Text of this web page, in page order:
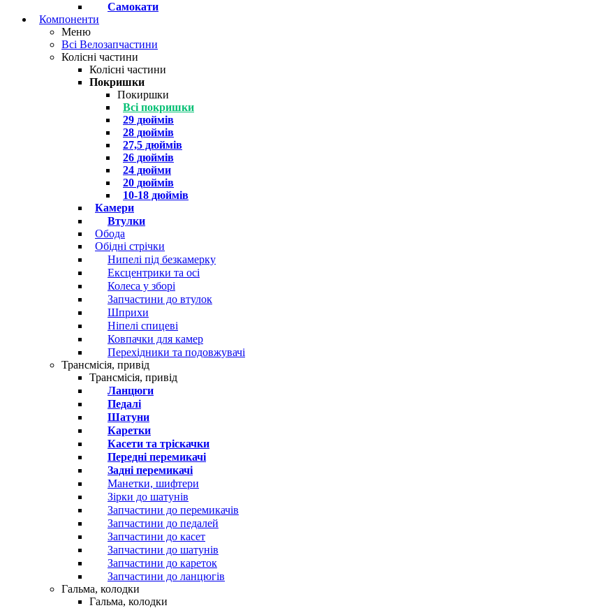
Самокати
Компоненти
Меню
Всі Велозапчастини
Колісні частини
Колісні частини
Покришки
Покиршки
Всі покришки
29 дюймів
28 дюймів
27,5 дюймів
26 дюймів
24 дюйми
20 дюймів
10-18 дюймів
Камери
Втулки
Обода
Обідні стрічки
Нипелі під безкамерку
Ексцентрики та осі
Колеса у зборі
Запчастини до втулок
Шприхи
Ніпелі спицеві
Ковпачки для камер
Перехідники та подовжувачі
Трансмісія, привід
Трансмісія, привід
Ланцюги
Педалі
Шатуни
Каретки
Касети та тріскачки
Передні перемикачі
Задні перемикачі
Манетки, шифтери
Зірки до шатунів
Запчастини до перемикачів
Запчастини до педалей
Запчастини до касет
Запчастини до шатунів
Запчастини до кареток
Запчастини до ланцюгів
Гальма, колодки
Гальма, колодки